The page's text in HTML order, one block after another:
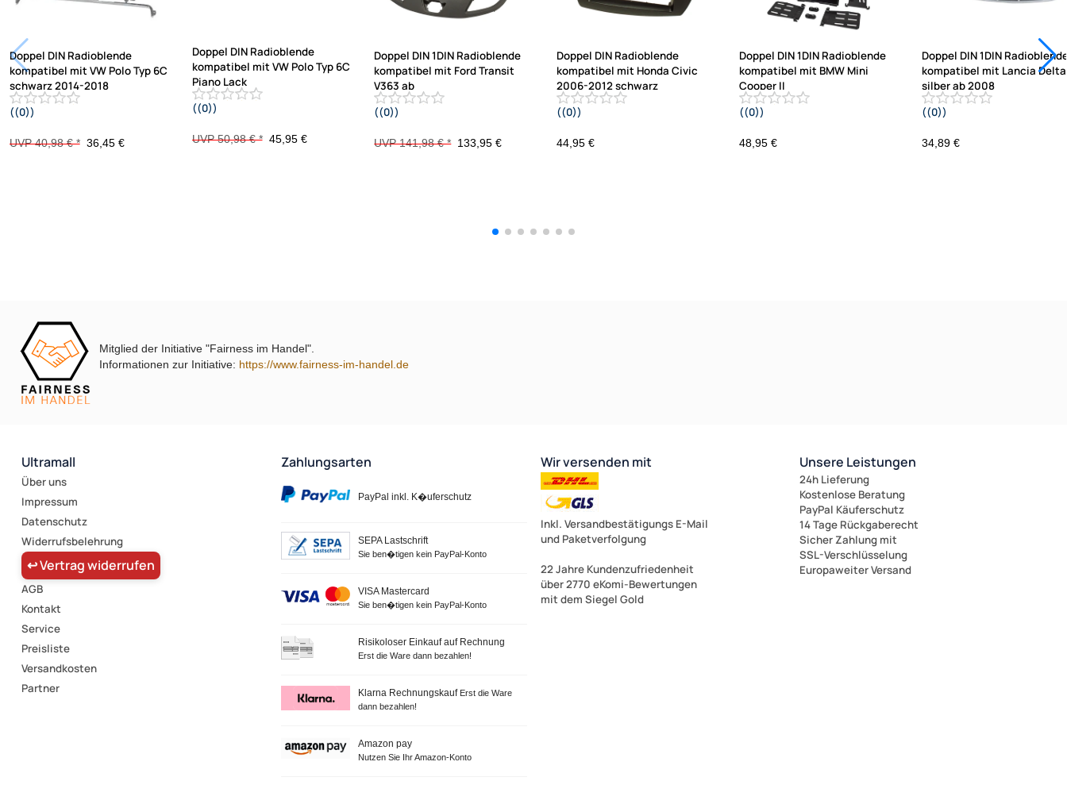
Doppel DIN Radioblende
kompatibel mit VW Polo Typ 6C
schwarz 2014-2018
((0))
UVP 40,98 € *36,45 €
Doppel DIN Radioblende
kompatibel mit VW Polo Typ 6C
Piano Lack
schwarz 2014-2018
((0))
UVP 50,98 € *45,95 €
Doppel DIN 1DIN Radioblende
kompatibel mit Ford Transit
V363 ab
2014 mit Warnblinkschalter nur Fzg.
ohne 4.2 Zoll Display
((0))
UVP 141,98 € *133,95 €
Doppel DIN Radioblende
kompatibel mit Honda Civic
2006-2012 schwarz
((0))
44,95 €
Doppel DIN 1DIN Radioblende
kompatibel mit BMW Mini
Cooper II
R55 R56 R57 2006-2014 Fz. m. autom.
Klimaanlage
((0))
48,95 €
Doppel DIN 1DIN
kompatibel mit Lancia Delta
silber ab 2008
((0))
34,89 €
Mitglied der Initiative "Fairness im Handel".
Informationen zur Initiative: https://www.fairness-im-handel.de
Ultramall
Über uns
Impressum
Datenschutz
Widerrufsbelehrung
↩ Vertrag widerrufen
AGB
Kontakt
Service
Preisliste
Versandkosten
Partner
Zahlungsarten
PayPal inkl. K�uferschutz
SEPA Lastschrift
Sie ben�tigen kein PayPal-Konto
VISA Mastercard
Sie ben�tigen kein PayPal-Konto
Risikoloser Einkauf auf Rechnung
Erst die Ware dann bezahlen!
Klarna Rechnungskauf Erst die Ware
dann bezahlen!
Amazon pay
Nutzen Sie Ihr Amazon-Konto
Wir versenden mit
Inkl. Versandbestätigungs E-Mail
und Paketverfolgung
22 Jahre Kundenzufriedenheit
über 2770 eKomi-Bewertungen
mit dem Siegel Gold
Unsere Leistungen
24h Lieferung
Kostenlose Beratung
PayPal Käuferschutz
14 Tage Rückgaberecht
Sicher Zahlung mit
SSL-Verschlüsselung
Europaweiter Versand